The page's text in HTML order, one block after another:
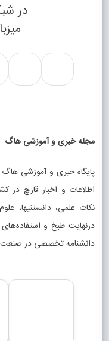
در
مجله خبری و آموزشی هاگ
پایگاه خبری و آموزشی هاگ
اطلاعات و اخبار قارچ در
نکات علمی، دانستنیها،
درنهایت طبخ و
دانشنامه تخصصی در